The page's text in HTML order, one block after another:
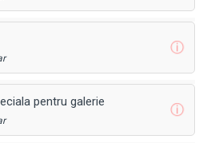
ⓘ
pentru galerie
ⓘ